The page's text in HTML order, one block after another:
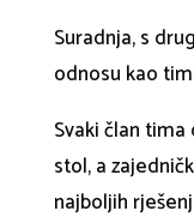
Suradnja, s
odnosu kao
Svaki član
stol, a
najboljih